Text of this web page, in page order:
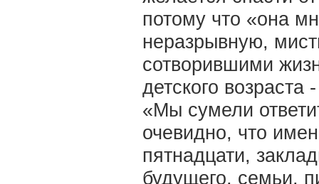
потому что «она
неразрывную,
сотворившими
детского
«Мы сумели
очевидно, что
пятнадцати,
будущего, семьи,